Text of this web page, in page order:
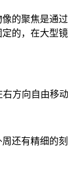
的聚焦是通
的，在大型镜
方向自由移动
还有精细的